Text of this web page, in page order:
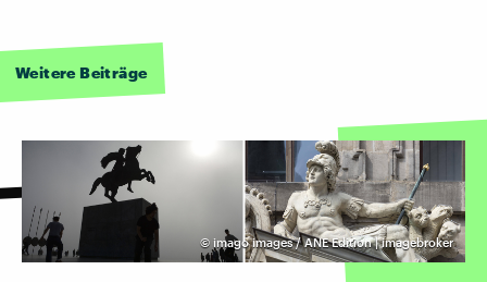
Weitere Beiträge
© imago images / ANE Edition | imagebroker